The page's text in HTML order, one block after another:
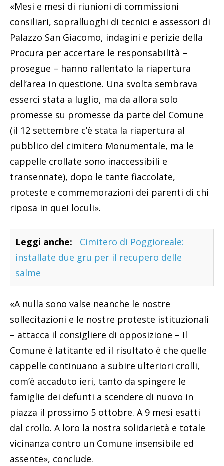
«Mesi e mesi di riunioni di commissioni
consiliari, sopralluoghi di tecnici e assessori di
Palazzo San Giacomo, indagini e perizie della
Procura per accertare le responsabilità –
prosegue – hanno rallentato la riapertura
dell’area in questione. Una svolta sembrava
esserci stata a luglio, ma da allora solo
promesse su promesse da parte del Comune
(il 12 settembre c’è stata la riapertura al
pubblico del cimitero Monumentale, ma le
cappelle crollate sono inaccessibili e
transennate), dopo le tante fiaccolate,
proteste e commemorazioni dei parenti di chi
riposa in quei loculi».
Leggi anche:
Cimitero di Poggioreale:
installate due gru per il recupero delle
salme
«A nulla sono valse neanche le nostre
sollecitazioni e le nostre proteste istituzionali
– attacca il consigliere di opposizione – Il
Comune è latitante ed il risultato è che quelle
cappelle continuano a subire ulteriori crolli,
com’è accaduto ieri, tanto da spingere le
famiglie dei defunti a scendere di nuovo in
piazza il prossimo 5 ottobre. A 9 mesi esatti
dal crollo. A loro la nostra solidarietà e totale
vicinanza contro un Comune insensibile ed
assente», conclude.